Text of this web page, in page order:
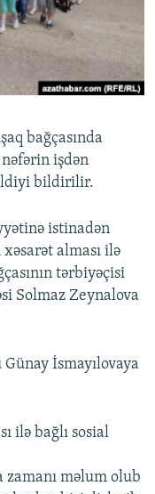
bağçasında
nəfərin işdən
bildirilir.
istinadən
xəsarət alması ilə
tərbiyəçisi
Solmaz Zeynalova
İsmayılovaya
ilə bağlı sosial
zamanı məlum olub